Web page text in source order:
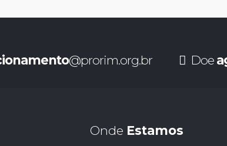
@prorim.org.br Doe
Onde Estamos